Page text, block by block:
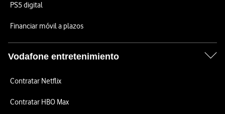
PS5 digital
Financiar móvil a plazos
Vodafone entretenimiento
Contratar Netflix
Contratar HBO Max